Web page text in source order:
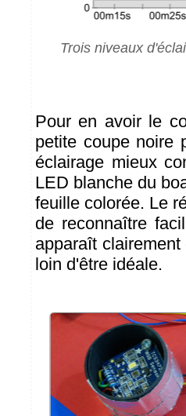
Trois niveaux
Pour en avoir le
petite coupe noire
éclairage mieux
LED blanche du
feuille colorée. Le
de reconnaître
apparaît
loin d'être idéale.